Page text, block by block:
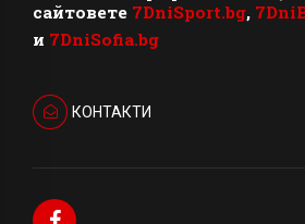
сайтовете 7DniSport.bg,
и 7DniSofia.bg
КОНТАКТИ